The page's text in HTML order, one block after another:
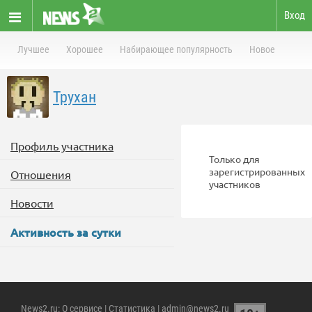
Вход
Лучшее Хорошее Набирающее популярность Новое
Трухан
Профиль участника
Отношения
Новости
Активность за сутки
Только для
зарегистрированных
участников
News2.ru: О сервисе | Статистика | admin@news2.ru